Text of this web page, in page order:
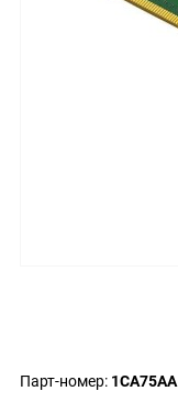
Парт-номер: 1CA75AA